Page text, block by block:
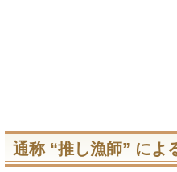
通称 “推し漁師” によ